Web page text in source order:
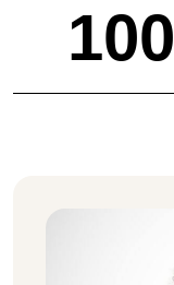
100